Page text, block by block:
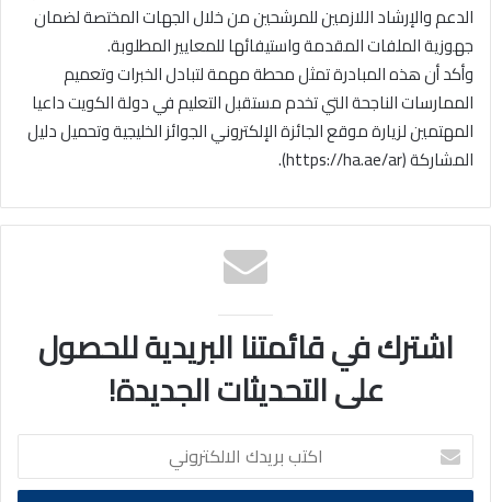
الدعم والإرشاد اللازمين للمرشحين من خلال الجهات المختصة لضمان
جهوزية الملفات المقدمة واستيفائها للمعايير المطلوبة.
وأكد أن هذه المبادرة تمثل محطة مهمة لتبادل الخبرات وتعميم
الممارسات الناجحة التي تخدم مستقبل التعليم في دولة الكويت داعيا
المهتمين لزيارة موقع الجائزة الإلكتروني الجوائز الخليجية وتحميل دليل
المشاركة (https://ha.ae/ar).
اشترك في قائمتنا البريدية للحصول
على التحديثات الجديدة!
اكتب
بريدك
الالكتروني